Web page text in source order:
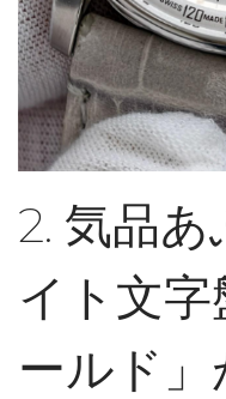
2. 気品
イト文
ールド